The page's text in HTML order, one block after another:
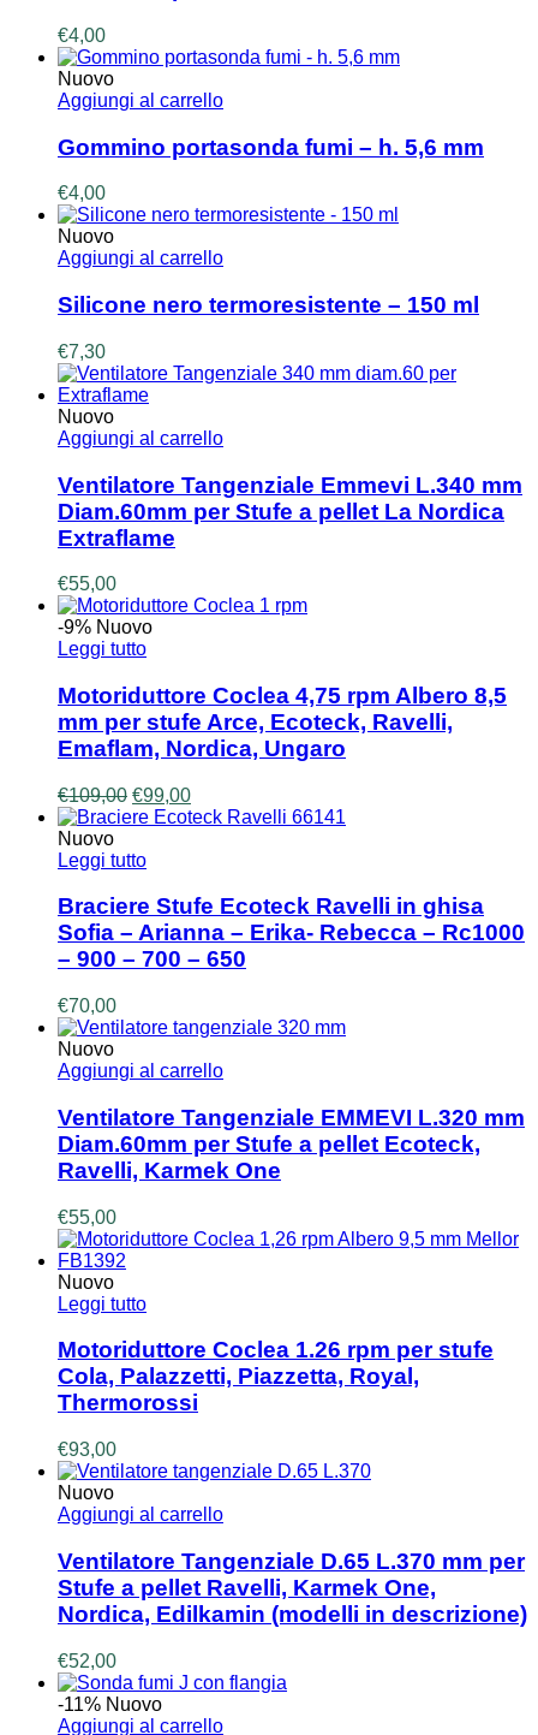
€4,00
Nuovo
Aggiungi al carrello
Gommino portasonda fumi – h. 5,6 mm
€4,00
Nuovo
Aggiungi al carrello
Silicone nero termoresistente – 150 ml
€7,30
Nuovo
Aggiungi al carrello
Ventilatore Tangenziale Emmevi L.340 mm
Diam.60mm per Stufe a pellet La Nordica
Extraflame
€55,00
-9% Nuovo
Leggi tutto
Motoriduttore Coclea 4,75 rpm Albero 8,5
mm per stufe Arce, Ecoteck, Ravelli,
Emaflam, Nordica, Ungaro
€109,00 Il
prezzo
era:
€99,00Il
prezzo
Nuovo
Leggi tutto
Braciere Stufe Ecoteck Ravelli in ghisa
Sofia – Arianna – Erika- Rebecca – Rc1000
– 900 – 700 – 650
€70,00
Nuovo
Aggiungi al carrello
Ventilatore Tangenziale EMMEVI L.320 mm
Diam.60mm per Stufe a pellet Ecoteck,
Ravelli, Karmek One
€55,00
Nuovo
Leggi tutto
Motoriduttore Coclea 1.26 rpm per stufe
Cola, Palazzetti, Piazzetta, Royal,
Thermorossi
€93,00
Nuovo
Aggiungi al carrello
Ventilatore Tangenziale D.65 L.370 mm per
Stufe a pellet Ravelli, Karmek One,
Nordica, Edilkamin (modelli in descrizione)
€52,00
-11% Nuovo
Aggiungi al carrello